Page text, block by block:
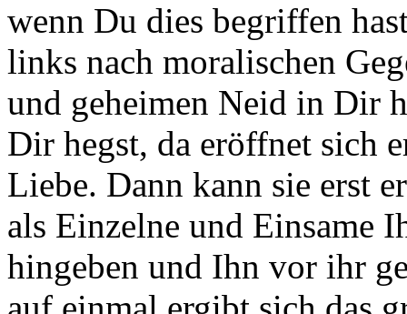
wenn Du dies begriffen
links nach moralischen
und geheimen Neid in Dir
Dir hegst, da eröffnet sich
Liebe. Dann kann sie erst
als Einzelne und Einsame
hingeben und Ihn vor ihr